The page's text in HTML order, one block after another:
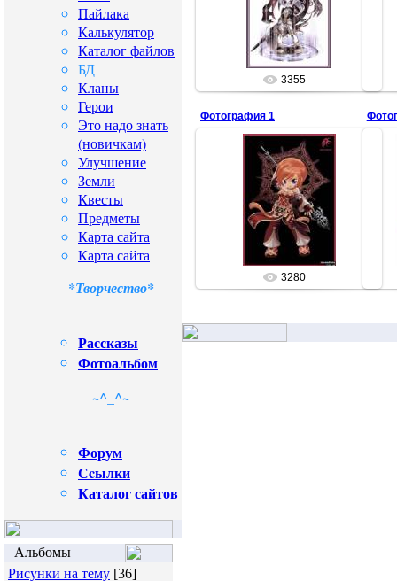
Пайлака
Калькулятор
Каталог файлов
БД
Кланы
Герои
Это надо знать
(новичкам)
Улучшение
Земли
Квесты
Предметы
Карта сайта
Карта сайта
*Творчество*
Рассказы
Фотоальбом
~^_^~
Форум
Сcылки
Каталог сайтов
Альбомы
Рисунки на тему [36]
issi
3355
Фотография 1
01.07.2008
issi
3280